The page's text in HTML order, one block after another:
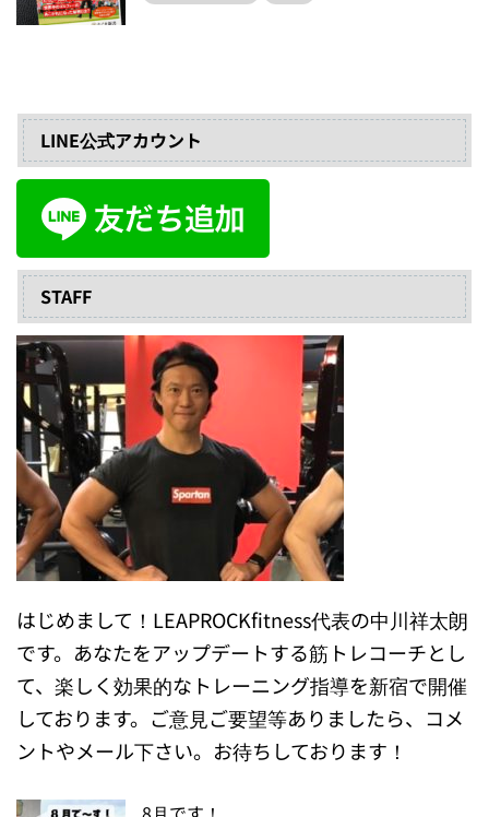
LINE公式アカウント
STAFF
はじめまして！LEAPROCKfitness代表の中川祥太朗
です。あなたをアップデートする筋トレコーチとし
て、楽しく効果的なトレーニング指導を新宿で開催
しております。ご意見ご要望等ありましたら、コメ
ントやメール下さい。お待ちしております！